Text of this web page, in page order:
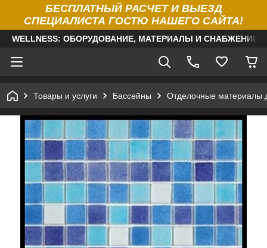
БЕСПЛАТНЫЙ РАСЧЕТ И ВЫЕЗД
СПЕЦИАЛИСТА ГОСТЮ НАШЕГО САЙТА!
WELLNESS: ОБОРУДОВАНИЕ, МАТЕРИАЛЫ И
Товары и услуги Бассейны Отделочные материалы